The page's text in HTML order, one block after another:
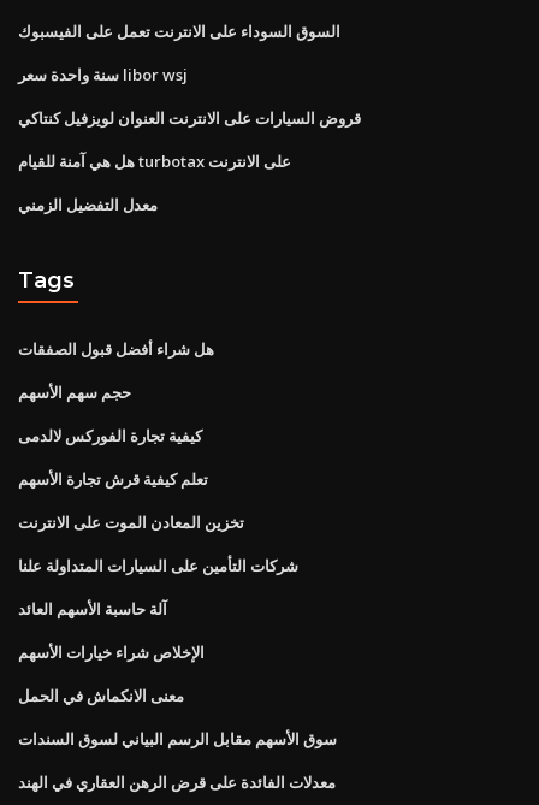
السوق السوداء على الانترنت تعمل على الفيسبوك
سنة واحدة سعر libor wsj
قروض السيارات على الانترنت العنوان لويزفيل كنتاكي
هل هي آمنة للقيام turbotax على الانترنت
معدل التفضيل الزمني
Tags
هل شراء أفضل قبول الصفقات
حجم سهم الأسهم
كيفية تجارة الفوركس لالدمى
تعلم كيفية قرش تجارة الأسهم
تخزين المعادن الموت على الانترنت
شركات التأمين على السيارات المتداولة علنا
آلة حاسبة الأسهم العائد
الإخلاص شراء خيارات الأسهم
معنى الانكماش في الحمل
سوق الأسهم مقابل الرسم البياني لسوق السندات
معدلات الفائدة على قرض الرهن العقاري في الهند